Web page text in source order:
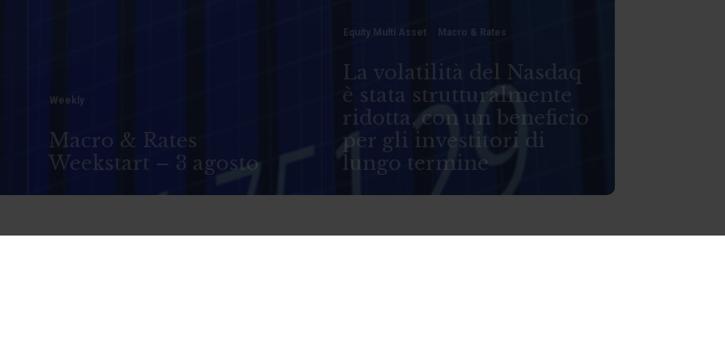
Weekly
Macro & Rates
Weekstart – 3 agosto
Equity Multi Asset Macro & Rates
La volatilità del Nasdaq
è stata strutturalmente
ridotta, con un beneficio
per gli investitori di
lungo termine